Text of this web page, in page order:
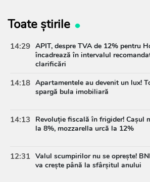
Toate știrile
14:29 APIT, despre TVA de 12% pentru
încadrează în intervalul
clarificări
14:18 Apartamentele au devenit un lux!
spargă bula imobiliară
14:13
Revoluție fiscală în frigider! Cașul
la 8%, mozzarella urcă la 12%
12:31 Valul scumpirilor nu se oprește!
va crește până la sfârșitul anului